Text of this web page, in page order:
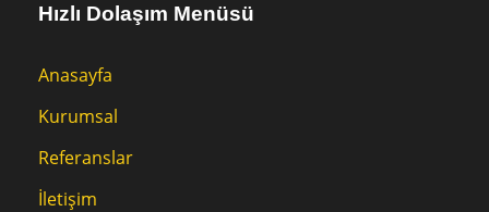
Hızlı Dolaşım Menüsü
Anasayfa
Kurumsal
Referanslar
İletişim